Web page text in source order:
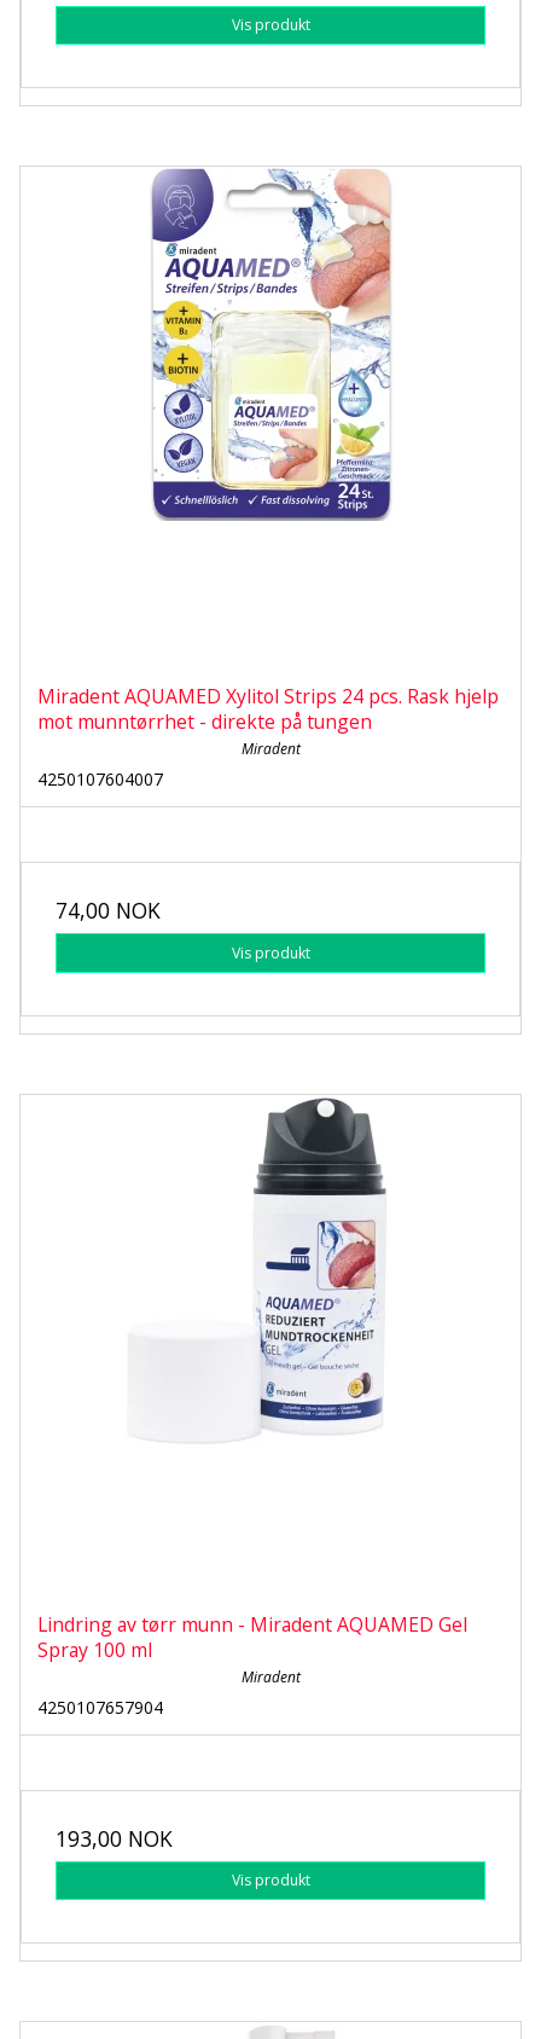
Vis produkt
Miradent AQUAMED Xylitol Strips 24 pcs. Rask hjelp
mot munntørrhet - direkte på tungen
Miradent
4250107604007
74,00 NOK
Vis produkt
Lindring av tørr munn - Miradent AQUAMED Gel
Spray 100 ml
Miradent
4250107657904
193,00 NOK
Vis produkt